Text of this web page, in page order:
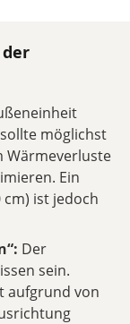
möglichst
Wärmeverluste
Ein
ist jedoch
Der
sein.
aufgrund von